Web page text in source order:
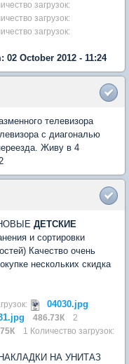
загрузок:
загрузок:
загрузок:
October 2012 - 11:24
телевизора
с диагональю
Живу в 4
НОВЫЕ ДЕТСКИЕ
и сортировки
Качество очень
нескольких скидка
04030.jpg
486.73К
2
1 Количество загрузок:
НА УНИТАЗ